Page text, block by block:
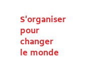
S'organiser
pour
changer
le monde